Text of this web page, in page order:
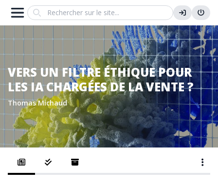
Search
VERS UN FILTRE ÉTHIQUE POUR
LES IA CHARGÉES DE LA VENTE ?
Thomas Michaud